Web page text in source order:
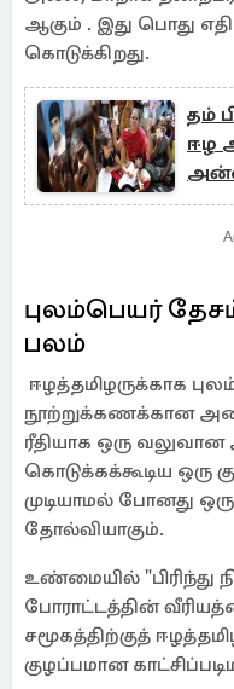
ஆகும் . இது பொது
கொடுக்கிறது.
தம்
ஈழ
புலம்பெயர்
பலம்
ஈழத்தமிழருக்காக
நூற்றுக்கணக்கான
ரீதியாக ஒரு
கொடுக்கக்கூடிய
முடியாமல் போனது
தோல்வியாகும்.
உண்மையில் "பிரிந்து
போராட்டத்தின்
சமூகத்திற்குத்
குழப்பமான